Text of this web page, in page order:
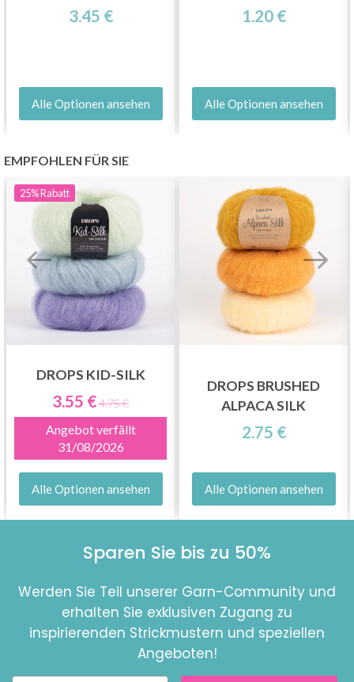
3.45 €
Alle Optionen ansehen
1.20 €
Alle Optionen ansehen
EMPFOHLEN FÜR SIE
25%Rabatt
DROPS KID-SILK
3.55 €4.75 €
Angebot verfällt
31/08/2026
Alle Optionen ansehen
DROPS BRUSHED
ALPACA SILK
2.75 €
Alle Optionen ansehen
Sparen Sie bis zu 50%
Werden Sie Teil unserer Garn-Community und
erhalten Sie exklusiven Zugang zu
inspirierenden Strickmustern und speziellen
Angeboten!